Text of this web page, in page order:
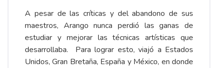
A pesar de las críticas y del abandono de sus
maestros, Arango nunca perdió las ganas de
estudiar y mejorar las técnicas artísticas que
desarrollaba. Para lograr esto, viajó a Estados
Unidos, Gran Bretaña, España y México, en donde